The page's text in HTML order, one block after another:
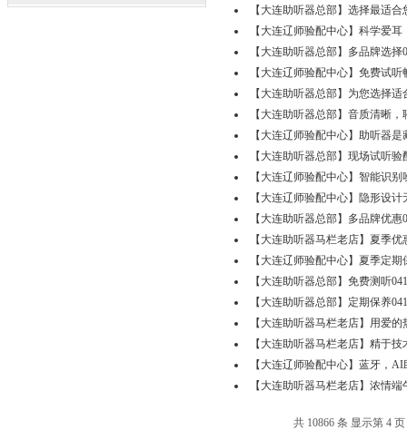
【大连助听器总部】选择最适合
【大连辽师验配中心】科学爱
【大连助听器总部】多品牌选择
【大连辽师验配中心】免费试听
【大连助听器总部】为您选择适
【大连助听器总部】音质清晰，
【大连辽师验配中心】助听器
【大连助听器总部】现场试听验
【大连辽师验配中心】智能识
【大连辽师验配中心】隐形设
【大连助听器总部】多品牌优惠
【大连助听器马栏老店】夏季优
【大连辽师验配中心】夏季定期
【大连助听器总部】免费测听
【大连助听器总部】定期保养
【大连助听器马栏老店】用爱
【大连助听器马栏老店】精于
【大连辽师验配中心】蓝牙，
【大连助听器马栏老店】浓情
共 10866 条 显示第 4 页